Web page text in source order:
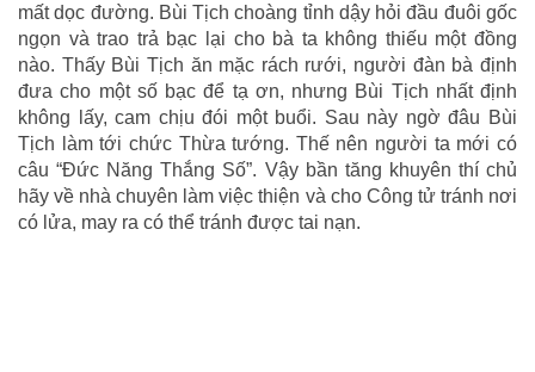
mất dọc đường. Bùi Tịch choàng tỉnh dậy hỏi đầu đuôi gốc
ngọn và trao trả bạc lại cho bà ta không thiếu một đồng
nào. Thấy Bùi Tịch ăn mặc rách rưới, người đàn bà định
đưa cho một số bạc để tạ ơn, nhưng Bùi Tịch nhất định
không lấy, cam chịu đói một buổi. Sau này ngờ đâu Bùi
Tịch làm tới chức Thừa tướng. Thế nên người ta mới có
câu “Đức Năng Thắng Số”. Vậy bần tăng khuyên thí chủ
hãy về nhà chuyên làm việc thiện và cho Công tử tránh nơi
có lửa, may ra có thể tránh được tai nạn.